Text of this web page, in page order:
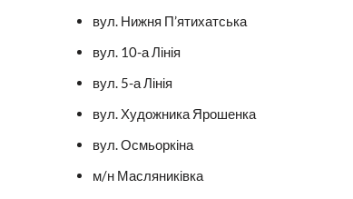
вул. Нижня П’ятихатська
вул. 10-а Лінія
вул. 5-а Лінія
вул. Художника Ярошенка
вул. Осмьоркіна
м/н Масляниківка